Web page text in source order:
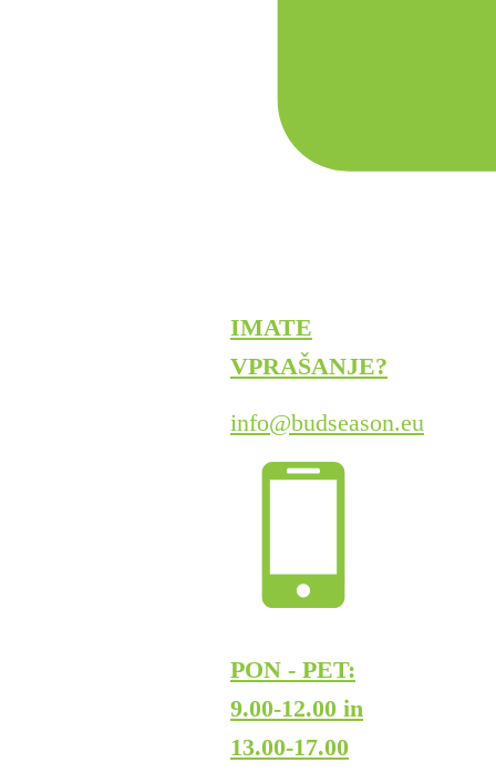
IMATE
VPRAŠANJE?
info@budseason.eu
PON - PET:
9.00-12.00 in
13.00-17.00